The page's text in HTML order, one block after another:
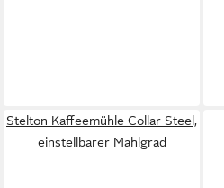
Stelton Kaffeemühle Collar Steel,
einstellbarer Mahlgrad